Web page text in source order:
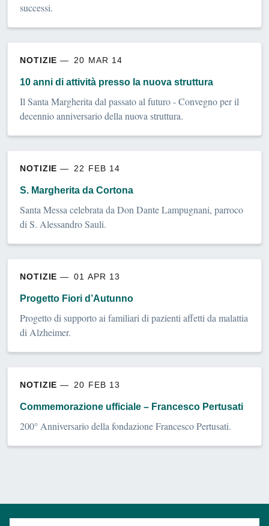
successi.
NOTIZIE 20 MAR 14
10 anni di attività presso la nuova struttura
Il Santa Margherita dal passato al futuro - Convegno per il
decennio anniversario della nuova struttura.
NOTIZIE 22 FEB 14
S. Margherita da Cortona
Santa Messa celebrata da Don Dante Lampugnani, parroco
di S. Alessandro Sauli.
NOTIZIE 01 APR 13
Progetto Fiori d’Autunno
Progetto di supporto ai familiari di pazienti affetti da malattia
di Alzheimer.
NOTIZIE 20 FEB 13
Commemorazione ufficiale – Francesco Pertusati
200° Anniversario della fondazione Francesco Pertusati.